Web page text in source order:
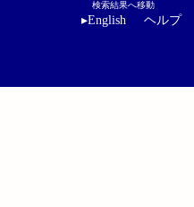
検索結果へ移動
▸English ヘルプ